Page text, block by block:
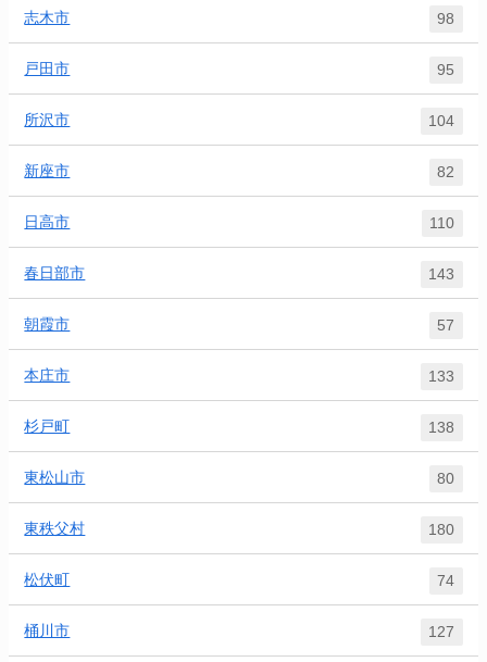
志木市 98
戸田市 95
所沢市 104
新座市 82
日高市 110
春日部市 143
朝霞市 57
本庄市 133
杉戸町 138
東松山市 80
東秩父村 180
松伏町 74
桶川市 127